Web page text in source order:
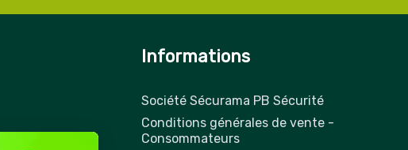
Informations
Société Sécurama PB Sécurité
Conditions générales de vente -
Consommateurs